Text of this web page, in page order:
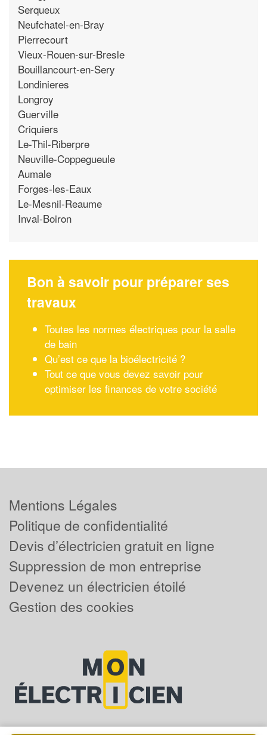
Serqueux
Neufchatel-en-Bray
Pierrecourt
Vieux-Rouen-sur-Bresle
Bouillancourt-en-Sery
Londinieres
Longroy
Guerville
Criquiers
Le-Thil-Riberpre
Neuville-Coppegueule
Aumale
Forges-les-Eaux
Le-Mesnil-Reaume
Inval-Boiron
Bon à savoir pour préparer ses
travaux
Toutes les normes électriques pour la salle
de bain
Qu’est ce que la bioélectricité ?
Tout ce que vous devez savoir pour
optimiser les finances de votre société
Mentions Légales
Politique de confidentialité
Devis d’électricien gratuit en ligne
Suppression de mon entreprise
Devenez un électricien étoilé
Gestion des cookies